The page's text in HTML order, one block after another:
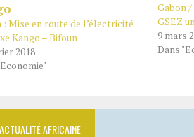
: Mise en route de l’électricité
Kango – Bifoun
2018
Gabon
GSEZ
9 mars
Dans
ACTUALITÉ AFRICAINE